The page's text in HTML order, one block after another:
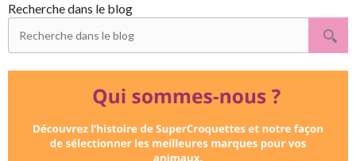
Recherche dans le blog